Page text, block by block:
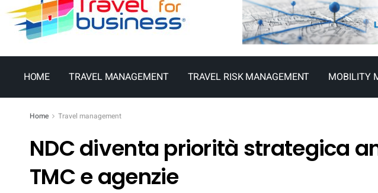
HOME TRAVEL MANAGEMENT TRAVEL RISK MANAGEMENT MOBILITY
Home Travel management
NDC diventa priorità strategica
TMC e agenzie